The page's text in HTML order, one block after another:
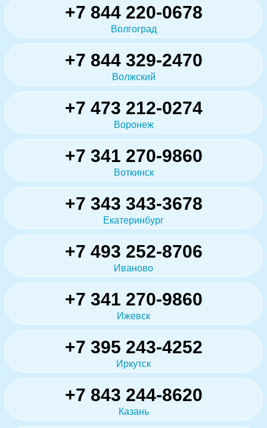
+7 844 220-0678
Волгоград
+7 844 329-2470
Волжский
+7 473 212-0274
Воронеж
+7 341 270-9860
Воткинск
+7 343 343-3678
Екатеринбург
+7 493 252-8706
Иваново
+7 341 270-9860
Ижевск
+7 395 243-4252
Иркутск
+7 843 244-8620
Казань